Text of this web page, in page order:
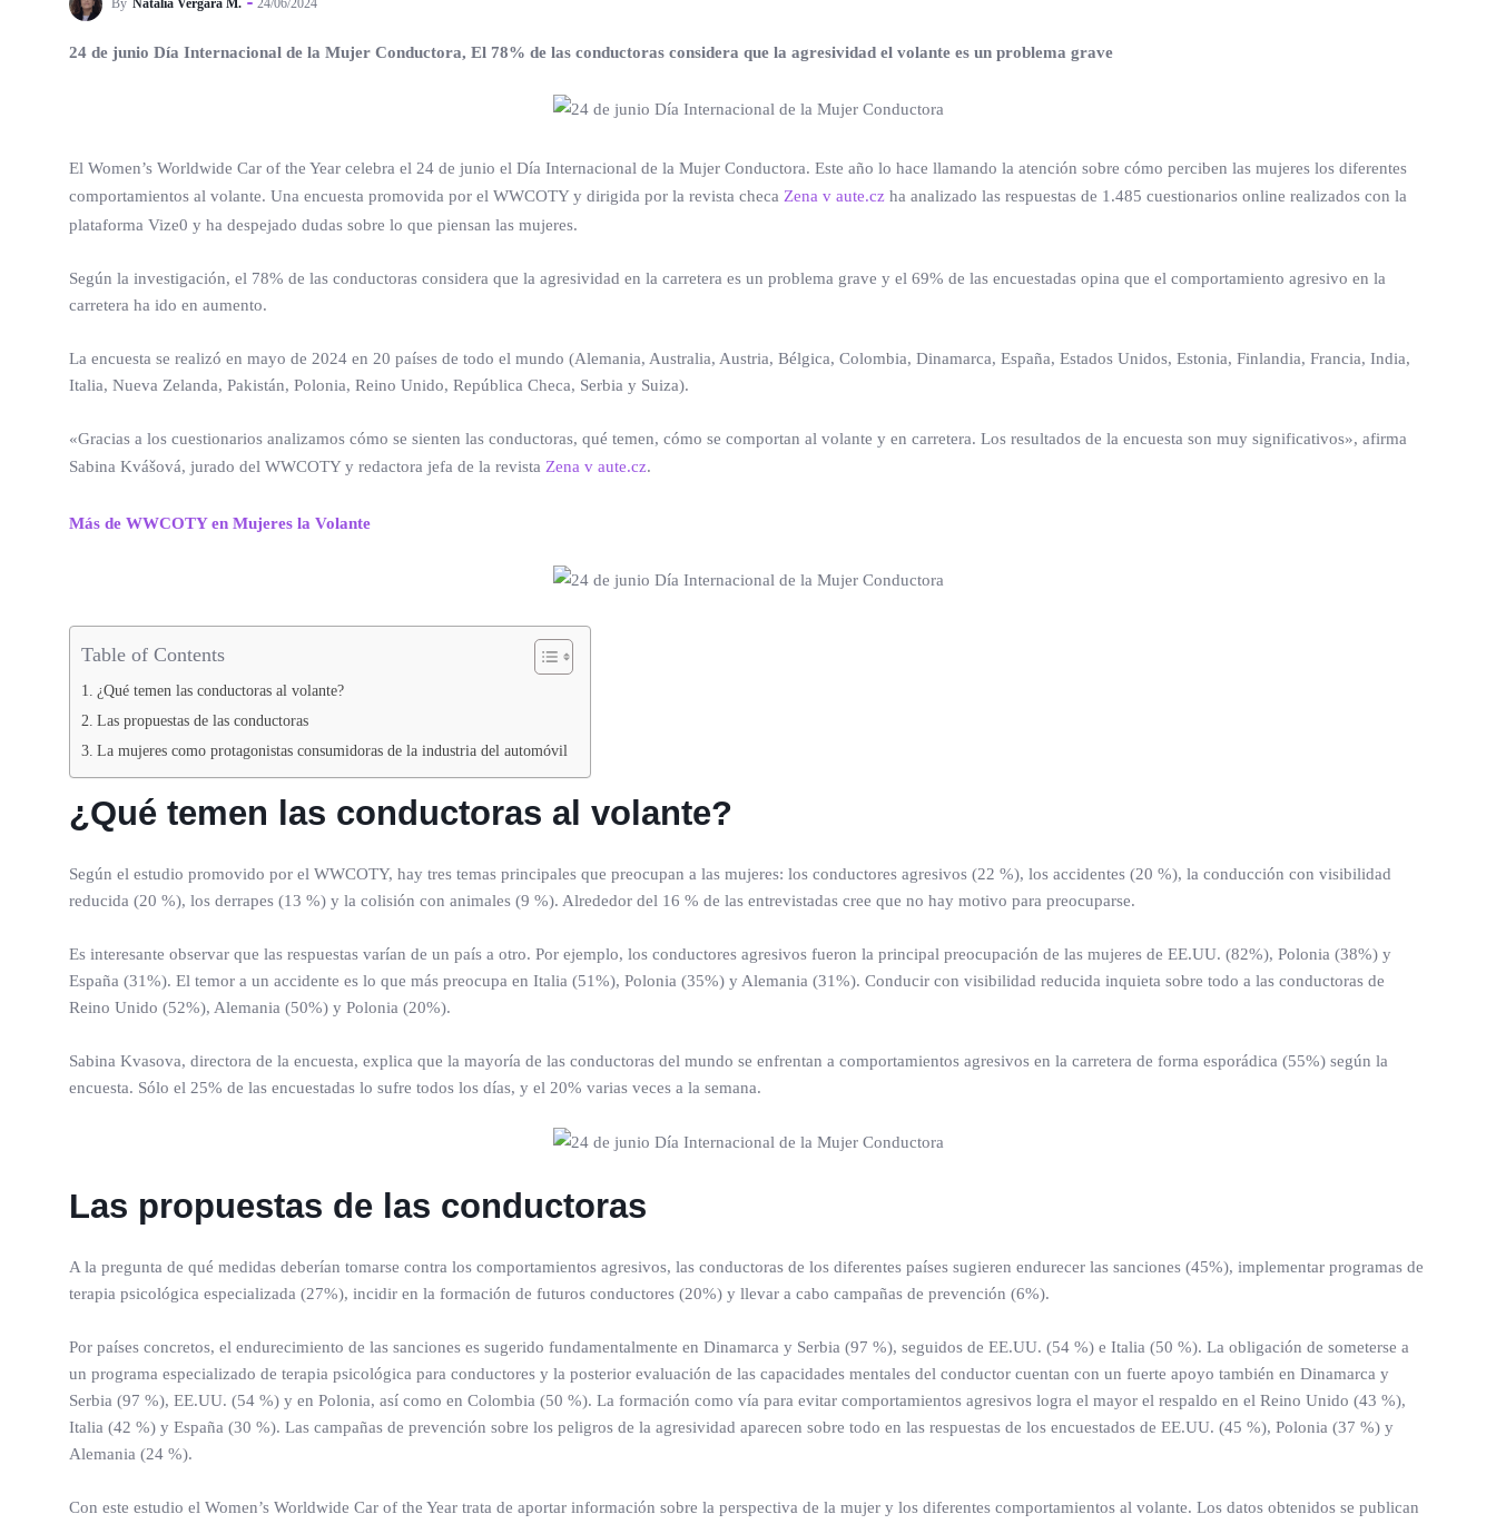
24 de junio Día Internacional de la Mujer Conductora, El 78% de las conductoras considera que la agresividad el volante es un problema grave
El Women’s Worldwide Car of the Year celebra el 24 de junio el Día Internacional de la Mujer Conductora. Este año lo hace llamando la atención sobre cómo perciben las mujeres los diferentes
comportamientos al volante. Una encuesta promovida por el WWCOTY y dirigida por la revista checa Zena v aute.cz ha analizado las respuestas de 1.485 cuestionarios online realizados con la
plataforma Vize0 y ha despejado dudas sobre lo que piensan las mujeres.
Según la investigación, el 78% de las conductoras considera que la agresividad en la carretera es un problema grave y el 69% de las encuestadas opina que el comportamiento agresivo en la
carretera ha ido en aumento.
La encuesta se realizó en mayo de 2024 en 20 países de todo el mundo (Alemania, Australia, Austria, Bélgica, Colombia, Dinamarca, España, Estados Unidos, Estonia, Finlandia, Francia, India,
Italia, Nueva Zelanda, Pakistán, Polonia, Reino Unido, República Checa, Serbia y Suiza).
«Gracias a los cuestionarios analizamos cómo se sienten las conductoras, qué temen, cómo se comportan al volante y en carretera. Los resultados de la encuesta son muy significativos», afirma
Sabina Kvášová, jurado del WWCOTY y redactora jefa de la revista Zena v aute.cz.
Más de WWCOTY en Mujeres la Volante
Table of Contents
¿Qué temen las conductoras al volante?
Las propuestas de las conductoras
La mujeres como protagonistas consumidoras de la industria del automóvil
¿Qué temen las conductoras al volante?
Según el estudio promovido por el WWCOTY, hay tres temas principales que preocupan a las mujeres: los conductores agresivos (22 %), los accidentes (20 %), la conducción con visibilidad
reducida (20 %), los derrapes (13 %) y la colisión con animales (9 %). Alrededor del 16 % de las entrevistadas cree que no hay motivo para preocuparse.
Es interesante observar que las respuestas varían de un país a otro. Por ejemplo, los conductores agresivos fueron la principal preocupación de las mujeres de EE.UU. (82%), Polonia (38%) y
España (31%). El temor a un accidente es lo que más preocupa en Italia (51%), Polonia (35%) y Alemania (31%). Conducir con visibilidad reducida inquieta sobre todo a las conductoras de
Reino Unido (52%), Alemania (50%) y Polonia (20%).
Sabina Kvasova, directora de la encuesta, explica que la mayoría de las conductoras del mundo se enfrentan a comportamientos agresivos en la carretera de forma esporádica (55%) según la
encuesta. Sólo el 25% de las encuestadas lo sufre todos los días, y el 20% varias veces a la semana.
Las propuestas de las conductoras
A la pregunta de qué medidas deberían tomarse contra los comportamientos agresivos, las conductoras de los diferentes países sugieren endurecer las sanciones (45%), implementar programas de
terapia psicológica especializada (27%), incidir en la formación de futuros conductores (20%) y llevar a cabo campañas de prevención (6%).
Por países concretos, el endurecimiento de las sanciones es sugerido fundamentalmente en Dinamarca y Serbia (97 %), seguidos de EE.UU. (54 %) e Italia (50 %). La obligación de someterse a
un programa especializado de terapia psicológica para conductores y la posterior evaluación de las capacidades mentales del conductor cuentan con un fuerte apoyo también en Dinamarca y
Serbia (97 %), EE.UU. (54 %) y en Polonia, así como en Colombia (50 %). La formación como vía para evitar comportamientos agresivos logra el mayor el respaldo en el Reino Unido (43 %),
Italia (42 %) y España (30 %). Las campañas de prevención sobre los peligros de la agresividad aparecen sobre todo en las respuestas de los encuestados de EE.UU. (45 %), Polonia (37 %) y
Alemania (24 %).
Con este estudio el Women’s Worldwide Car of the Year trata de aportar información sobre la perspectiva de la mujer y los diferentes comportamientos al volante. Los datos obtenidos se publican